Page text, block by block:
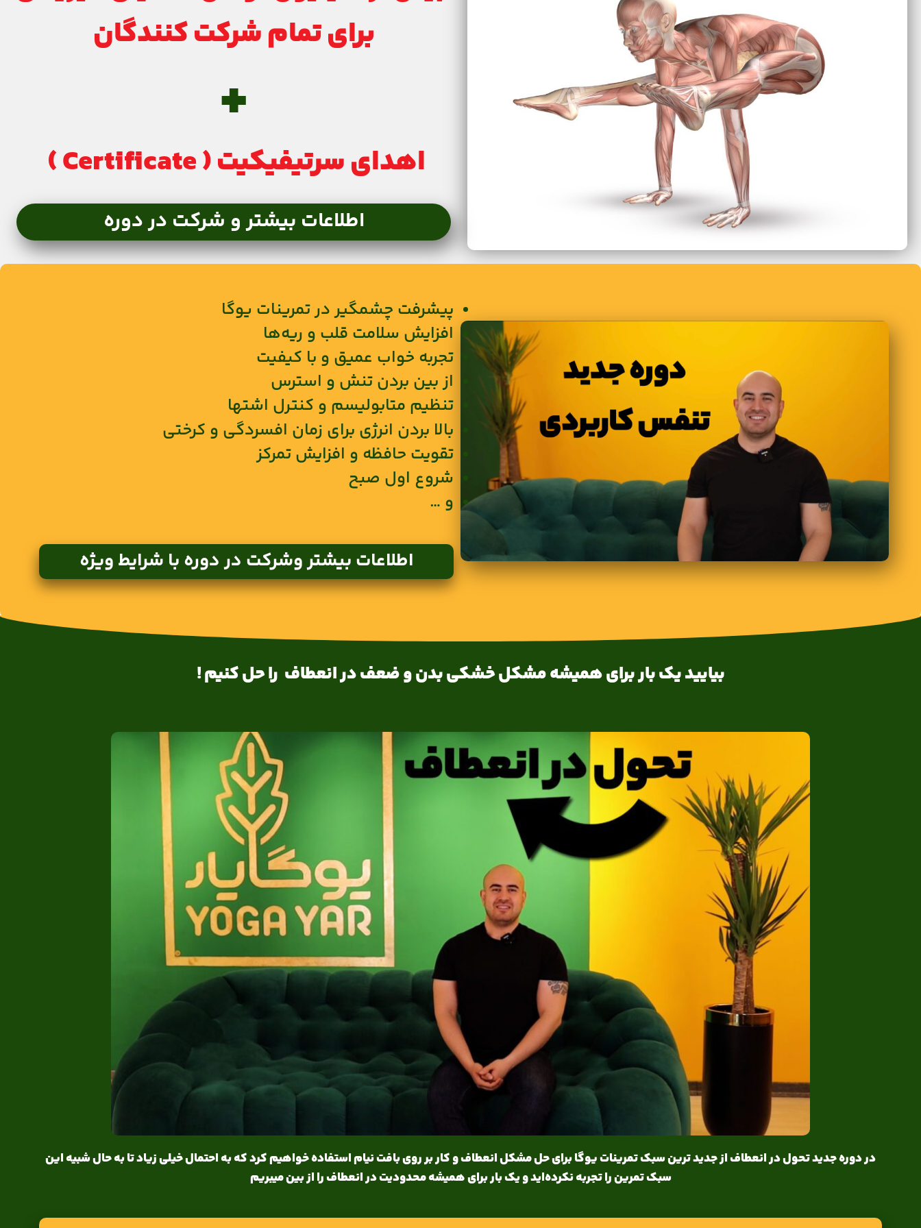
برای تمام شرکت کنندگان
+
اهدای سرتیفیکیت ( Certificate )
اطلاعات بیشتر و شرکت در دوره
پیشرفت چشمگیر در تمرینات یوگا
افزایش سلامت قلب و ریه‌ها
تجربه خواب عمیق و با کیفیت
از بین بردن تنش و استرس
تنظیم متابولیسم و کنترل اشتها
بالا بردن انرژی برای زمان افسردگی و کرختی
تقویت حافظه و افزایش تمرکز
شروع اول صبح
و …
اطلاعات بیشتر وشرکت در دوره با شرایط ویژه
بیایید یک بار برای همیشه مشکل خشکی بدن و ضعف در انعطاف را حل کنیم !
در دوره جدید تحول در انعطاف از جدید ترین سبک تمرینات یوگا برای حل مشکل انعطاف و کار بر روی بافت نیام استفاده خواهیم کرد که به احتمال خیلی زیاد تا به حال شبیه این
سبک تمرین را تجربه نکرده‌اید و یک بار برای همیشه محدودیت در انعطاف را از بین میبریم